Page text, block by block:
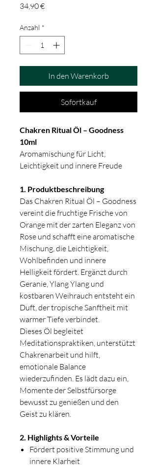
34,90 €Preis
Anzahl *
In den Warenkorb
Sofortkauf
Chakren Ritual Öl – Goodness
10ml
Aromamischung für Licht,
Leichtigkeit und innere Freude
1. Produktbeschreibung
Das Chakren Ritual Öl – Goodness
vereint die fruchtige Frische von
Orange mit der zarten Eleganz von
Rose und schafft eine aromatische
Mischung, die Leichtigkeit,
Wohlbefinden und innere
Helligkeit fördert. Ergänzt durch
Geranie, Ylang Ylang und
kostbaren Weihrauch entsteht ein
Duft, der tropische Sanftheit mit
warmer Tiefe verbindet.
Dieses Öl begleitet
Meditationspraktiken, unterstützt
Chakrenarbeit und hilft,
emotionale Balance
wiederzufinden. Es lädt dazu ein,
Momente der Selbstfürsorge
bewusst zu genießen und den
Geist zu klären.
2. Highlights & Vorteile
Fördert positive Stimmung und
innere Klarheit